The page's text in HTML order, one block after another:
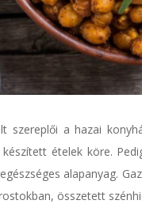
szereplői a hazai
ételek köre.
alapanyag.
összetett